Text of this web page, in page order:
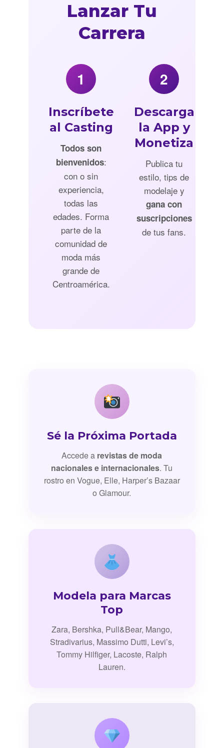
Lanzar Tu
Carrera
1
Inscríbete
al Casting
Todos son
bienvenidos:
con o sin
experiencia,
todas las
edades. Forma
parte de la
comunidad de
moda más
grande de
Centroamérica.
2
Descarga
la App y
Monetiza
Publica tu
estilo, tips de
modelaje y
gana con
suscripciones
de tus fans.
Sé la Próxima Portada
Accede a revistas de moda
nacionales e internacionales. Tu
rostro en Vogue, Elle, Harper’s Bazaar
o Glamour.
Modela para Marcas
Top
Zara, Bershka, Pull&Bear, Mango,
Stradivarius, Massimo Dutti, Levi’s,
Tommy Hilfiger, Lacoste, Ralph
Lauren.